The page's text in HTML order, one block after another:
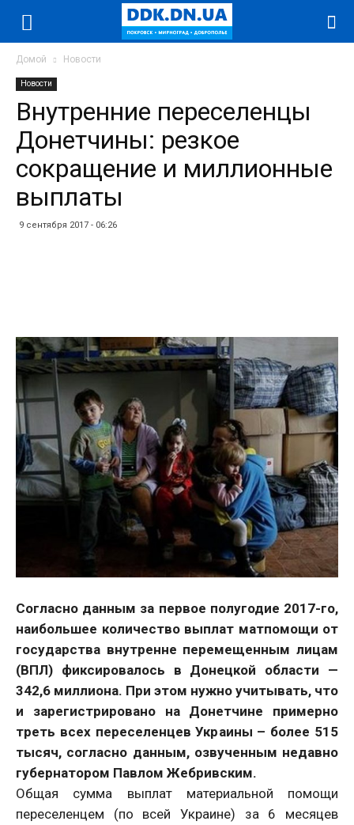
Домой Новости
Новости
Внутренние переселенцы
Донетчины: резкое
сокращение и миллионные
выплаты
9 сентября 2017 - 06:26
Согласно данным за первое полугодие 2017-го,
наибольшее количество выплат матпомощи от
государства внутренне перемещенным лицам
(ВПЛ) фиксировалось в Донецкой области —
342,6 миллиона. При этом нужно учитывать, что
и зарегистрировано на Донетчине примерно
треть всех переселенцев Украины – более 515
тысяч, согласно данным, озвученным недавно
губернатором Павлом Жебривским.
Общая сумма выплат материальной помощи
переселенцем (по всей Украине) за 6 месяцев